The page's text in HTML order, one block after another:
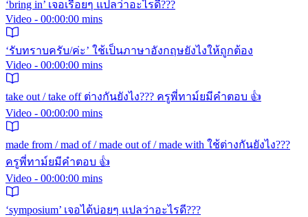
‘bring in’ เจอเรื่อยๆ แปลว่าอะไรดี???
Video - 00:00:00 mins
‘รับทราบครับ/ค่ะ’ ใช้เป็นภาษาอังกฤษยังไงให้ถูกต้อง
Video - 00:00:00 mins
take out / take off ต่างกันยังไง??? ครูพี่ทาม์ยมีคำตอบ 👍
Video - 00:00:00 mins
made from / mad of / made out of / made with ใช้ต่างกันยังไง???
ครูพี่ทาม์ยมีคำตอบ 👍
Video - 00:00:00 mins
‘symposium’ เจอได้บ่อยๆ แปลว่าอะไรดี???